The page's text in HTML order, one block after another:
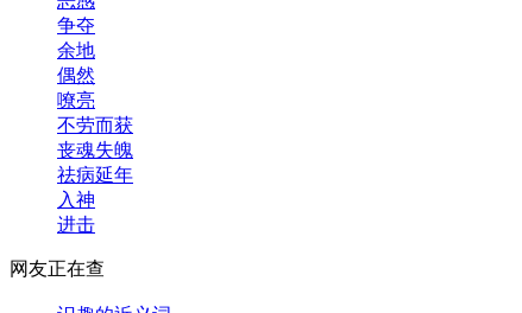
争夺
余地
偶然
嘹亮
不劳而获
丧魂失魄
祛病延年
入神
进击
网友正在查